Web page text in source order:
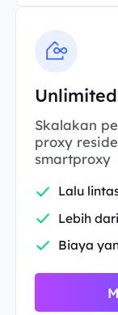
Skalakan
proxy
smartproxy
Lalu
Lebih
Biaya